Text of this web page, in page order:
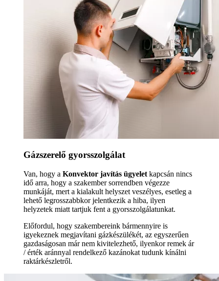
Gázszerelő gyorsszolgálat
Van, hogy a Konvektor javítás ügyelet kapcsán nincs
idő arra, hogy a szakember sorrendben végezze
munkáját, mert a kialakult helyszet veszélyes, esetleg a
lehető legrosszabbkor jelentkezik a hiba, ilyen
helyzetek miatt tartjuk fent a gyorsszolgálatunkat.
Előfordul, hogy szakembereink bármennyire is
igyekeznek megjavítani gázkészülékét, az egyszerűen
gazdaságosan már nem kivitelezhető, ilyenkor remek ár
/ érték aránnyal rendelkező kazánokat tudunk kínálni
raktárkészletről.